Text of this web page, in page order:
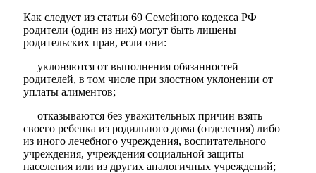
Как следует из статьи 69 Семейного кодекса РФ
родители (один из них) могут быть лишены
родительских прав, если они:
— уклоняются от выполнения обязанностей
родителей, в том числе при злостном уклонении от
уплаты алиментов;
— отказываются без уважительных причин взять
своего ребенка из родильного дома (отделения) либо
из иного лечебного учреждения, воспитательного
учреждения, учреждения социальной защиты
населения или из других аналогичных учреждений;